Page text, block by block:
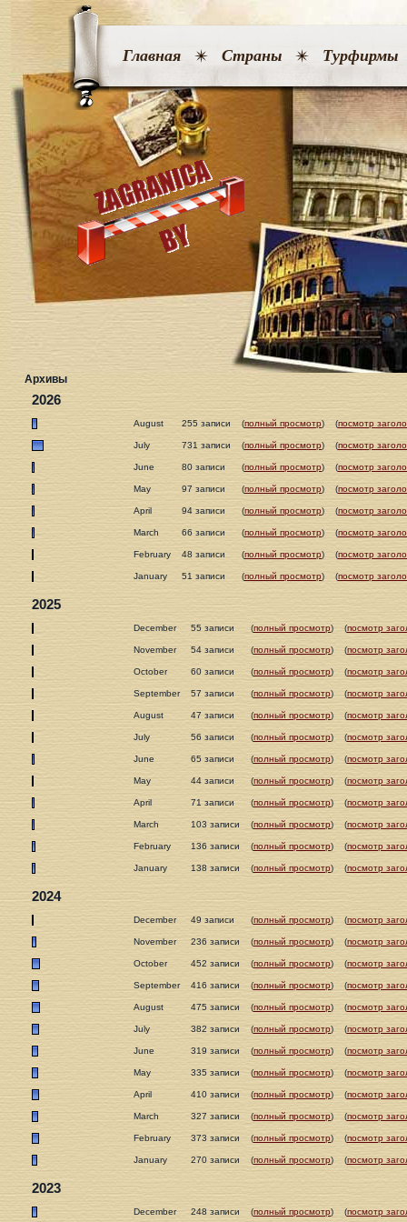
Главная Страны Турфирмы
Архивы
2026
August 255 записи (полный просмотр) (посмотр
July 731 записи (полный просмотр) (посмотр
June 80 записи (полный просмотр) (посмотр
May 97 записи (полный просмотр) (посмотр
April 94 записи (полный просмотр) (посмотр
March 66 записи (полный просмотр) (посмотр
February 48 записи (полный просмотр) (посмотр
January 51 записи (полный просмотр) (посмотр
2025
December 55 записи (полный просмотр) (посмотр
November 54 записи (полный просмотр) (посмотр
October 60 записи (полный просмотр) (посмотр
September 57 записи (полный просмотр) (посмотр
August 47 записи (полный просмотр) (посмотр
July 56 записи (полный просмотр) (посмотр
June 65 записи (полный просмотр) (посмотр
May 44 записи (полный просмотр) (посмотр
April 71 записи (полный просмотр) (посмотр
March 103 записи (полный просмотр) (посмотр
February 136 записи (полный просмотр) (посмотр
January 138 записи (полный просмотр) (посмотр
2024
December 49 записи (полный просмотр) (посмотр
November 236 записи (полный просмотр) (посмотр
October 452 записи (полный просмотр) (посмотр
September 416 записи (полный просмотр) (посмотр
August 475 записи (полный просмотр) (посмотр
July 382 записи (полный просмотр) (посмотр
June 319 записи (полный просмотр) (посмотр
May 335 записи (полный просмотр) (посмотр
April 410 записи (полный просмотр) (посмотр
March 327 записи (полный просмотр) (посмотр
February 373 записи (полный просмотр) (посмотр
January 270 записи (полный просмотр) (посмотр
2023
December 248 записи (полный просмотр) (посмотр